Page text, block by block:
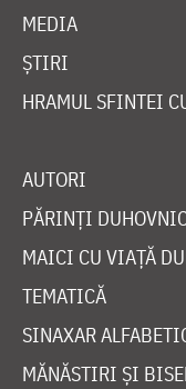
MEDIA
ȘTIRI
HRAMUL SFINTEI
AUTORI
PĂRINȚI
MAICI CU VIAȚĂ
TEMATICĂ
SINAXAR
MĂNĂSTIRI ȘI